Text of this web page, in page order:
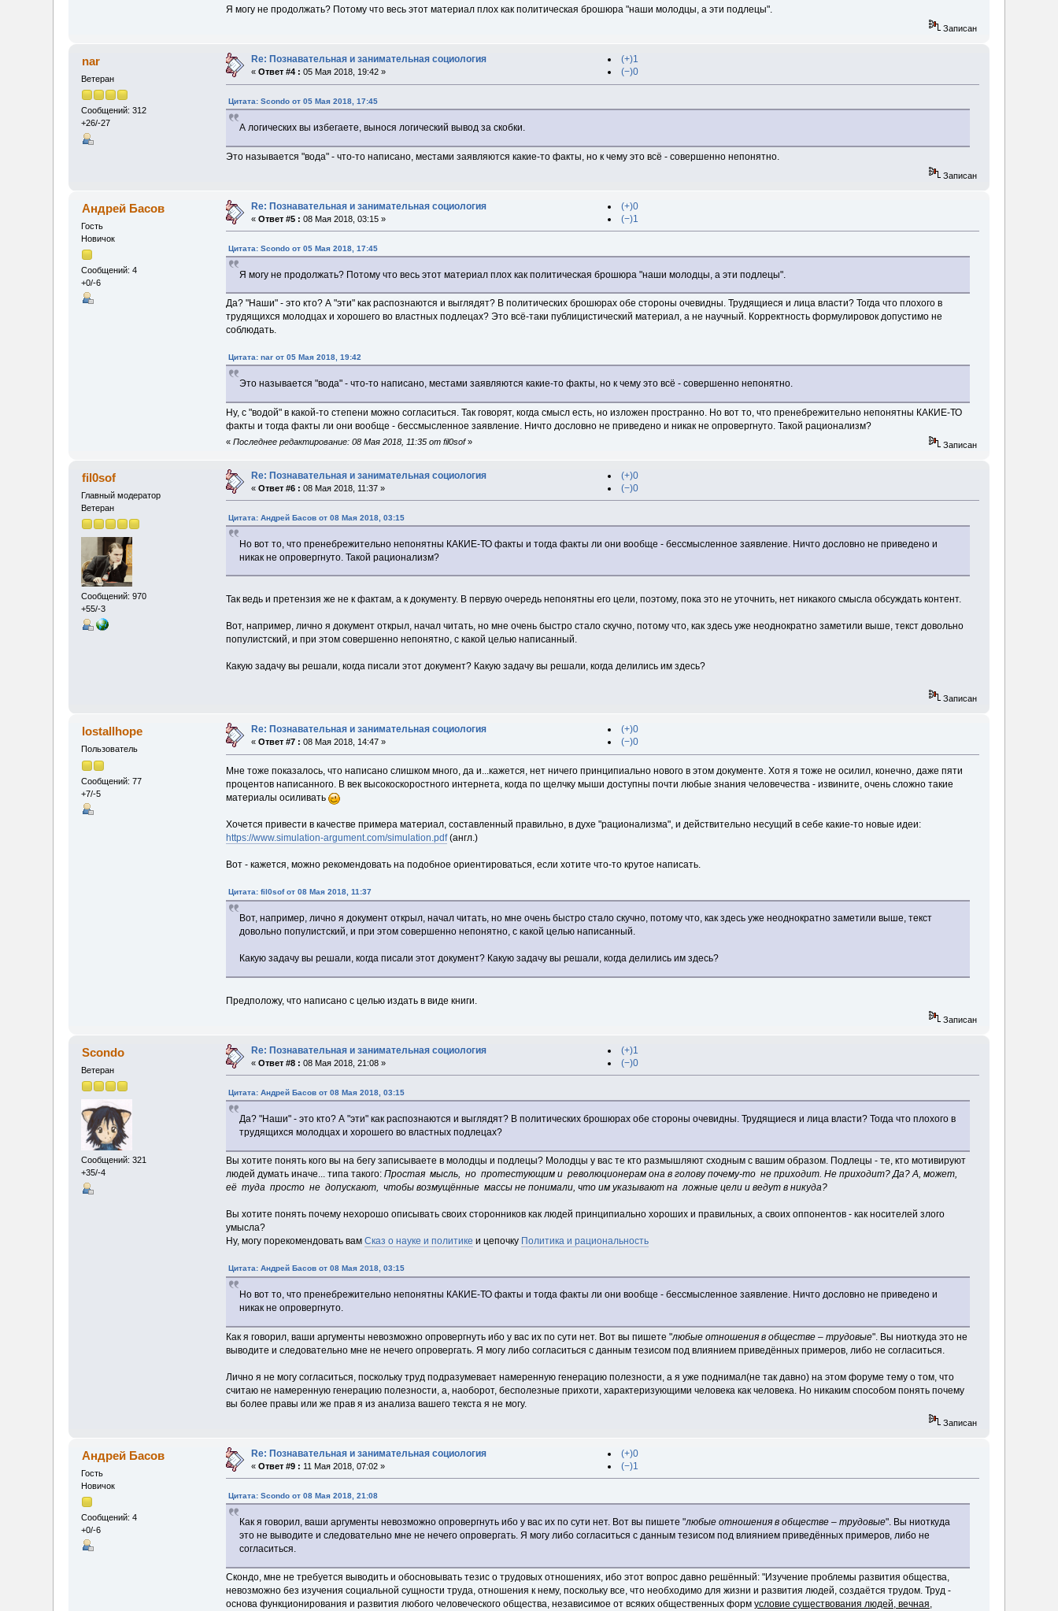
Я могу не продолжать? Потому что весь этот материал плох как политическая брошюра "наши молодцы, а эти подлецы".
Записан
nar
Ветеран
Сообщений: 312
+26/-27
Re: Познавательная и занимательная социология
«Ответ #4 : 05 Мая 2018, 19:42 »
(+)1
(−)0
Цитата: Scondo от 05 Мая 2018, 17:45
А логических вы избегаете, вынося логический вывод за скобки.
Это называется "вода" - что-то написано, местами заявляются какие-то факты, но к чему это всё - совершенно непонятно.
Записан
Андрей Басов
Гость
Новичок
Сообщений: 4
+0/-6
Re: Познавательная и занимательная социология
«Ответ #5 : 08 Мая 2018, 03:15 »
(+)0
(−)1
Цитата: Scondo от 05 Мая 2018, 17:45
Я могу не продолжать? Потому что весь этот материал плох как политическая брошюра "наши молодцы, а эти подлецы".
Да? "Наши" - это кто? А "эти" как распознаются и выглядят? В политических брошюрах обе стороны очевидны. Трудящиеся и лица власти? Тогда что плохого в
трудящихся молодцах и хорошего во властных подлецах? Это всё-таки публицистический материал, а не научный. Корректность формулировок допустимо не
соблюдать.
Цитата: nar от 05 Мая 2018, 19:42
Это называется "вода" - что-то написано, местами заявляются какие-то факты, но к чему это всё - совершенно непонятно.
Ну, с "водой" в какой-то степени можно согласиться. Так говорят, когда смысл есть, но изложен пространно. Но вот то, что пренебрежительно непонятны КАКИЕ-ТО
факты и тогда факты ли они вообще - бессмысленное заявление. Ничто дословно не приведено и никак не опровергнуто. Такой рационализм?
« Последнее редактирование: 08 Мая 2018, 11:35 от fil0sof» Записан
fil0sof
Главный модератор
Ветеран
Сообщений: 970
+55/-3
Re: Познавательная и занимательная социология
«Ответ #6 : 08 Мая 2018, 11:37 »
(+)0
(−)0
Цитата: Андрей Басов от 08 Мая 2018, 03:15
Но вот то, что пренебрежительно непонятны КАКИЕ-ТО факты и тогда факты ли они вообще - бессмысленное заявление. Ничто дословно не приведено и
никак не опровергнуто. Такой рационализм?
Так ведь и претензия же не к фактам, а к документу. В первую очередь непонятны его цели, поэтому, пока это не уточнить, нет никакого смысла обсуждать контент.
Вот, например, лично я документ открыл, начал читать, но мне очень быстро стало скучно, потому что, как здесь уже неоднократно заметили выше, текст довольно
популистский, и при этом совершенно непонятно, с какой целью написанный.
Какую задачу вы решали, когда писали этот документ? Какую задачу вы решали, когда делились им здесь?
Записан
lostallhope
Пользователь
Сообщений: 77
+7/-5
Re: Познавательная и занимательная социология
«Ответ #7 : 08 Мая 2018, 14:47 »
(+)0
(−)0
Мне тоже показалось, что написано слишком много, да и...кажется, нет ничего принципиально нового в этом документе. Хотя я тоже не осилил, конечно, даже пяти
процентов написанного. В век высокоскоростного интернета, когда по щелчку мыши доступны почти любые знания человечества - извините, очень сложно такие
материалы осиливать
Хочется привести в качестве примера материал, составленный правильно, в духе "рационализма", и действительно несущий в себе какие-то новые идеи:
https://www.simulation-argument.com/simulation.pdf(англ.)
Вот - кажется, можно рекомендовать на подобное ориентироваться, если хотите что-то крутое написать.
Цитата: fil0sof от 08 Мая 2018, 11:37
Вот, например, лично я документ открыл, начал читать, но мне очень быстро стало скучно, потому что, как здесь уже неоднократно заметили выше, текст
довольно популистский, и при этом совершенно непонятно, с какой целью написанный.
Какую задачу вы решали, когда писали этот документ? Какую задачу вы решали, когда делились им здесь?
Предположу, что написано с целью издать в виде книги.
Записан
Scondo
Ветеран
Сообщений: 321
+35/-4
Re: Познавательная и занимательная социология
«Ответ #8 : 08 Мая 2018, 21:08 »
(+)1
(−)0
Цитата: Андрей Басов от 08 Мая 2018, 03:15
Да? "Наши" - это кто? А "эти" как распознаются и выглядят? В политических брошюрах обе стороны очевидны. Трудящиеся и лица власти? Тогда что плохого в
трудящихся молодцах и хорошего во властных подлецах?
Вы хотите понять кого вы на бегу записываете в молодцы и подлецы? Молодцы у вас те кто размышляют сходным с вашим образом. Подлецы - те, кто мотивируют
людей думать иначе... типа такого: Простая мысль, но протестующим и революционерам она в голову почему-то не приходит. Не приходит? Да? А, может,
её туда просто не допускают, чтобы возмущённые массы не понимали, что им указывают на ложные цели и ведут в никуда?
Вы хотите понять почему нехорошо описывать своих сторонников как людей принципиально хороших и правильных, а своих оппонентов - как носителей злого
умысла?
Ну, могу порекомендовать вам Сказ о науке и политике и цепочку Политика и рациональность
Цитата: Андрей Басов от 08 Мая 2018, 03:15
Но вот то, что пренебрежительно непонятны КАКИЕ-ТО факты и тогда факты ли они вообще - бессмысленное заявление. Ничто дословно не приведено и
никак не опровергнуто.
Как я говорил, ваши аргументы невозможно опровергнуть ибо у вас их по сути нет. Вот вы пишете "любые отношения в обществе – трудовые". Вы ниоткуда это не
выводите и следовательно мне не нечего опровергать. Я могу либо согласиться с данным тезисом под влиянием приведённых примеров, либо не согласиться.
Лично я не могу согласиться, поскольку труд подразумевает намеренную генерацию полезности, а я уже поднимал(не так давно) на этом форуме тему о том, что
считаю не намеренную генерацию полезности, а, наоборот, бесполезные прихоти, характеризующими человека как человека. Но никаким способом понять почему
вы более правы или же прав я из анализа вашего текста я не могу.
Записан
Андрей Басов
Гость
Новичок
Сообщений: 4
+0/-6
Re: Познавательная и занимательная социология
«Ответ #9 : 11 Мая 2018, 07:02 »
(+)0
(−)1
Цитата: Scondo от 08 Мая 2018, 21:08
Как я говорил, ваши аргументы невозможно опровергнуть ибо у вас их по сути нет. Вот вы пишете "любые отношения в обществе – трудовые". Вы ниоткуда
это не выводите и следовательно мне не нечего опровергать. Я могу либо согласиться с данным тезисом под влиянием приведённых примеров, либо не
согласиться.
Скондо, мне не требуется выводить и обосновывать тезис о трудовых отношениях, ибо этот вопрос давно решённый: "Изучение проблемы развития общества,
невозможно без изучения социальной сущности труда, отношения к нему, поскольку все, что необходимо для жизни и развития людей, создаётся трудом. Труд -
основа функционирования и развития любого человеческого общества, независимое от всяких общественных форм условие существования людей, вечная,